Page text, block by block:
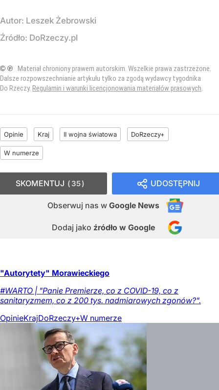
Autor: Leszek Żebrowski
Źródło: DoRzeczy.pl
© ℗ Materiał chroniony prawem autorskim. Wszelkie prawa zastrzeżone.
Dalsze rozpowszechnianie artykułu tylko za zgodą wydawcy tygodnika
Do Rzeczy. Regulamin i warunki licencjonowania materiałów prasowych.
Opinie Kraj II wojna światowa DoRzeczy+
W numerze
UDOSTĘPNIJ
Obserwuj nas w Google News
Dodaj jako źródło w Google
SKOMENTUJ 35
"Autorytety" Morawieckiego
#WARTO | "Panie Premierze, co z COVID-19, co z
sanitaryzmem, co z 200 tys. nadmiarowych zgonów?".
OpinieKrajDoRzeczy+W numerze